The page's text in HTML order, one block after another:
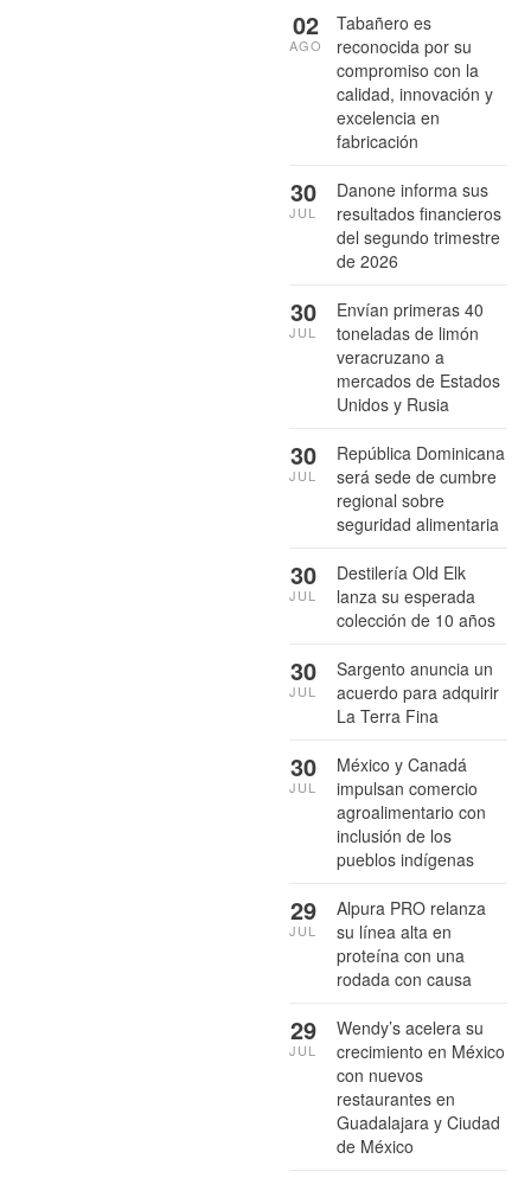
Tabañero es
reconocida por su
compromiso con la
calidad, innovación y
excelencia en
fabricación
02
AGO
Danone informa sus
resultados financieros
del segundo trimestre
de 2026
30
JUL
Envían primeras 40
toneladas de limón
veracruzano a
mercados de Estados
Unidos y Rusia
30
JUL
República Dominicana
será sede de cumbre
regional sobre
seguridad alimentaria
30
JUL
Destilería Old Elk
lanza su esperada
colección de 10 años
30
JUL
Sargento anuncia un
acuerdo para adquirir
La Terra Fina
30
JUL
México y Canadá
impulsan comercio
agroalimentario con
inclusión de los
pueblos indígenas
30
JUL
Alpura PRO relanza
su línea alta en
proteína con una
rodada con causa
29
JUL
Wendy’s acelera su
crecimiento en México
con nuevos
restaurantes en
Guadalajara y Ciudad
de México
29
JUL